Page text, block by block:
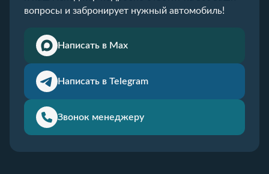
вопросы и забронирует нужный автомобиль!
Написать в Max
Написать в Telegram
Звонок менеджеру